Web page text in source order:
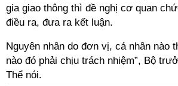
gia giao thông thì đề nghị cơ quan
điều ra, đưa ra kết luận.
Nguyên nhân do đơn vị, cá nhân nào
nào đó phải chịu trách nhiệm”, Bộ
Thể nói.